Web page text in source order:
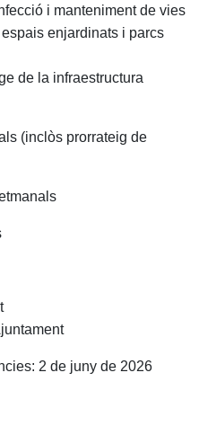
i manteniment de vies
enjardinats i parcs
de la infraestructura
(inclòs prorrateig de
2 de juny de 2026